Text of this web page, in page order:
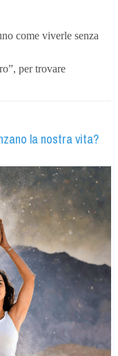
come viverle senza
per trovare
la nostra vita?